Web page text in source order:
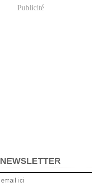
Publicité
NEWSLETTER